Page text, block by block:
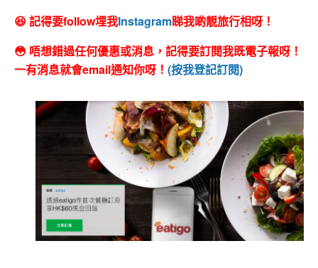
😆 記得要follow埋我Instagram睇我啲靚旅行相呀！
😳 唔想錯過任何優惠或消息，記得要訂閱我既電子報呀！
一有消息就會email通知你呀！ (按我登記訂閱)